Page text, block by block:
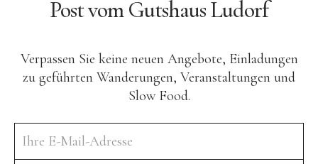
Post vom Gutshaus Ludorf
Verpassen Sie keine neuen Angebote, Einladungen
zu geführten Wanderungen, Veranstaltungen und
Slow Food.